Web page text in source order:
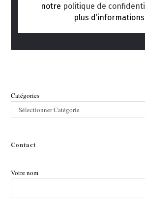
notre politique de
plus
Catégories
Sélectionner Catégorie
Contact
Votre nom